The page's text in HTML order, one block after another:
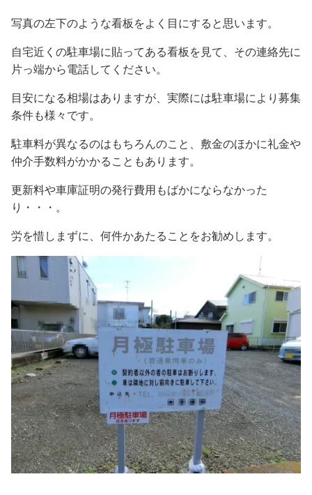
写真の左下のような看板をよく目にすると思います。
自宅近くの駐車場に貼ってある看板を見て、その連絡先に
片っ端から電話してください。
目安になる相場はありますが、実際には駐車場により募集
条件も様々です。
駐車料が異なるのはもちろんのこと、敷金のほかに礼金や
仲介手数料がかかることもあります。
更新料や車庫証明の発行費用もばかにならなかった
り・・・。
労を惜しまずに、何件かあたることをお勧めします。